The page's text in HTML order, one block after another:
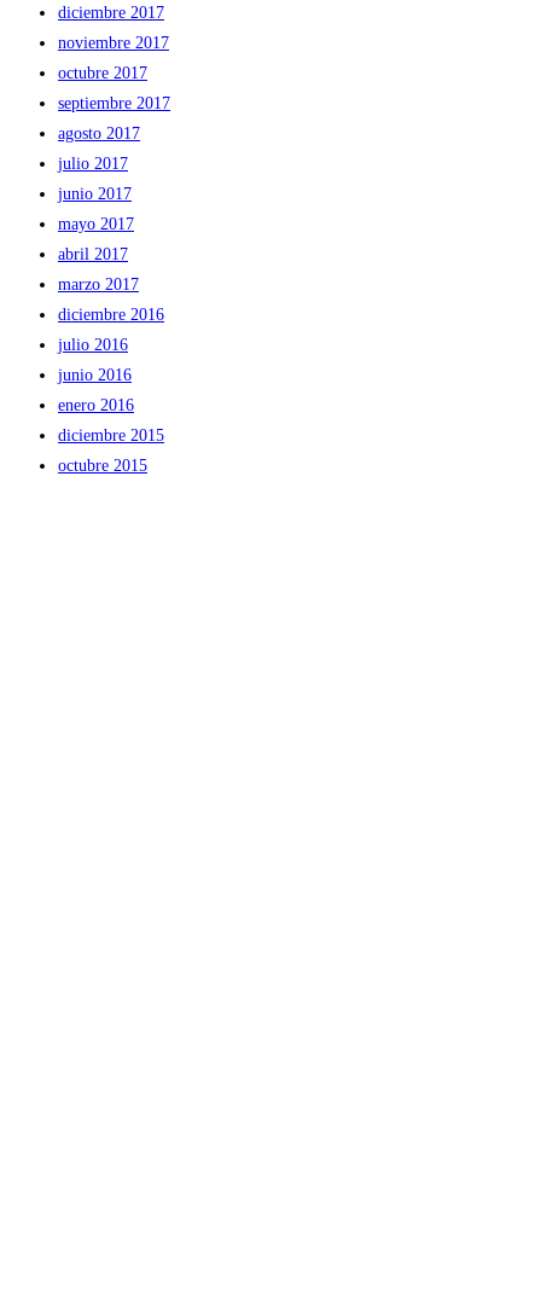
diciembre 2017
noviembre 2017
octubre 2017
septiembre 2017
agosto 2017
julio 2017
junio 2017
mayo 2017
abril 2017
marzo 2017
diciembre 2016
julio 2016
junio 2016
enero 2016
diciembre 2015
octubre 2015